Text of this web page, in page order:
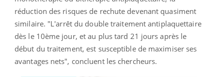
réduction des risques de rechute devenant quasiment
similaire. "L'arrêt du double traitement antiplaquettaire
dès le 10ème jour, et au plus tard 21 jours après le
début du traitement, est susceptible de maximiser ses
avantages nets", concluent les chercheurs.